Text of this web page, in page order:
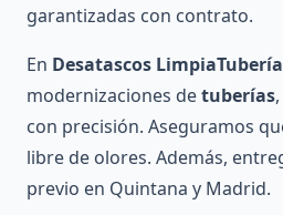
garantizadas con contrato.
En Desatascos
modernizaciones detuberías,
con precisión. Aseguramos
libre de olores. Además,
previo en Quintana y Madrid.